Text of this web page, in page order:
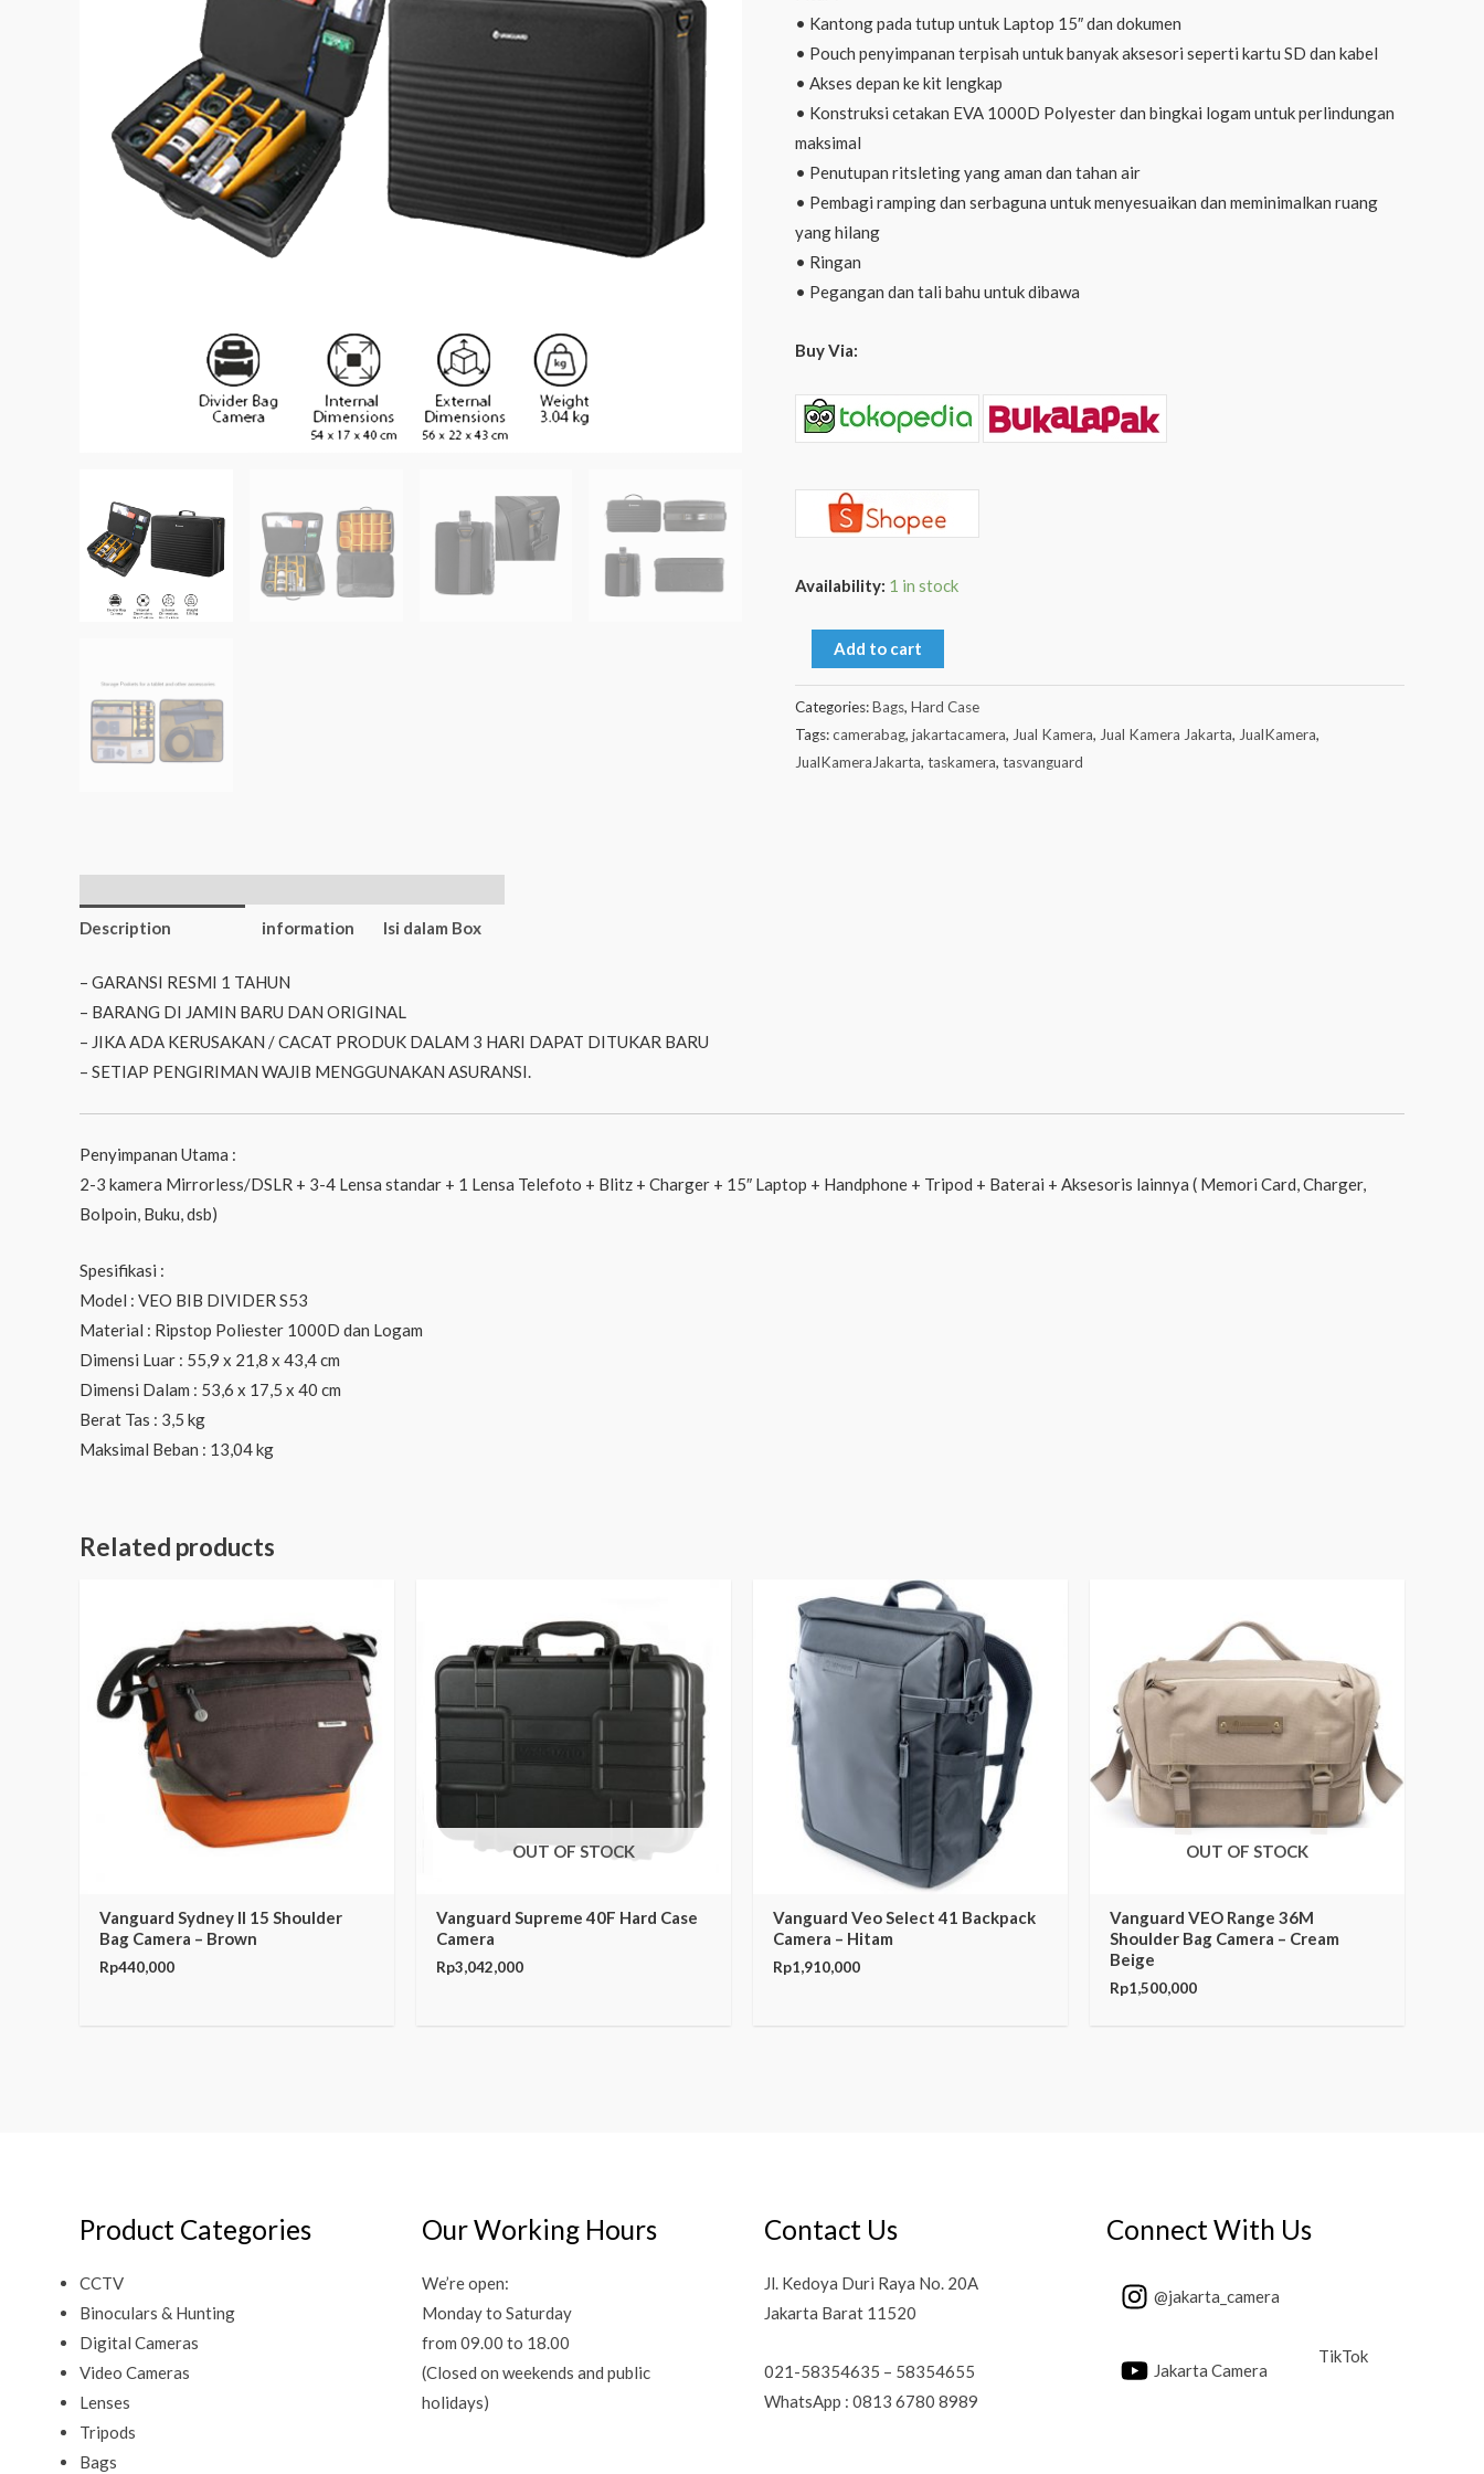
• Kantong pada tutup untuk Laptop 15″ dan dokumen
• Pouch penyimpanan terpisah untuk banyak aksesori seperti kartu SD dan kabel
• Akses depan ke kit lengkap
• Konstruksi cetakan EVA 1000D Polyester dan bingkai logam untuk perlindungan
maksimal
• Penutupan ritsleting yang aman dan tahan air
• Pembagi ramping dan serbaguna untuk menyesuaikan dan meminimalkan ruang
yang hilang
• Ringan
• Pegangan dan tali bahu untuk dibawa
Buy Via:
Availability: 1 in stock
Add to cart
Categories:Bags, Hard Case
Tags:camerabag, jakartacamera, Jual Kamera, Jual Kamera Jakarta, JualKamera,
JualKameraJakarta, taskamera, tasvanguard
Description
information
Isi dalam Box
– GARANSI RESMI 1 TAHUN
– BARANG DI JAMIN BARU DAN ORIGINAL
– JIKA ADA KERUSAKAN / CACAT PRODUK DALAM 3 HARI DAPAT DITUKAR BARU
– SETIAP PENGIRIMAN WAJIB MENGGUNAKAN ASURANSI.
Penyimpanan Utama :
2-3 kamera Mirrorless/DSLR + 3-4 Lensa standar + 1 Lensa Telefoto + Blitz + Charger + 15″ Laptop + Handphone + Tripod + Baterai + Aksesoris lainnya ( Memori Card, Charger,
Bolpoin, Buku, dsb)
Spesifikasi :
Model : VEO BIB DIVIDER S53
Material : Ripstop Poliester 1000D dan Logam
Dimensi Luar : 55,9 x 21,8 x 43,4 cm
Dimensi Dalam : 53,6 x 17,5 x 40 cm
Berat Tas : 3,5 kg
Maksimal Beban : 13,04 kg
Related products
Vanguard Sydney II 15 Shoulder
Bag Camera – Brown
Rp440,000
OUT OF STOCK
Vanguard Supreme 40F Hard Case
Camera
Rp3,042,000
Vanguard Veo Select 41 Backpack
Camera – Hitam
Rp1,910,000
OUT OF STOCK
Vanguard VEO Range 36M
Shoulder Bag Camera – Cream
Beige
Rp1,500,000
Product Categories
CCTV
Binoculars & Hunting
Digital Cameras
Video Cameras
Lenses
Tripods
Bags
Our Working Hours
We’re open:
Monday to Saturday
from 09.00 to 18.00
(Closed on weekends and public
holidays)
Contact Us
Jl. Kedoya Duri Raya No. 20A
Jakarta Barat 11520
021-58354635 – 58354655
WhatsApp : 0813 6780 8989
Connect With Us
@jakarta_camera
Jakarta Camera
TikTok